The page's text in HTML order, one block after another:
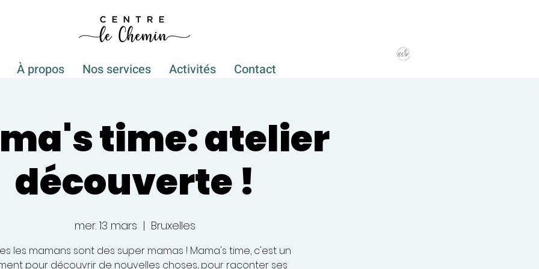
À propos Nos services Activités Contact
time: atelier
découverte !
mer. 13 mars
  |
Bruxelles
les mamans sont des super mamas ! Mama's time, c'est un
pour découvrir de nouvelles choses, pour raconter ses